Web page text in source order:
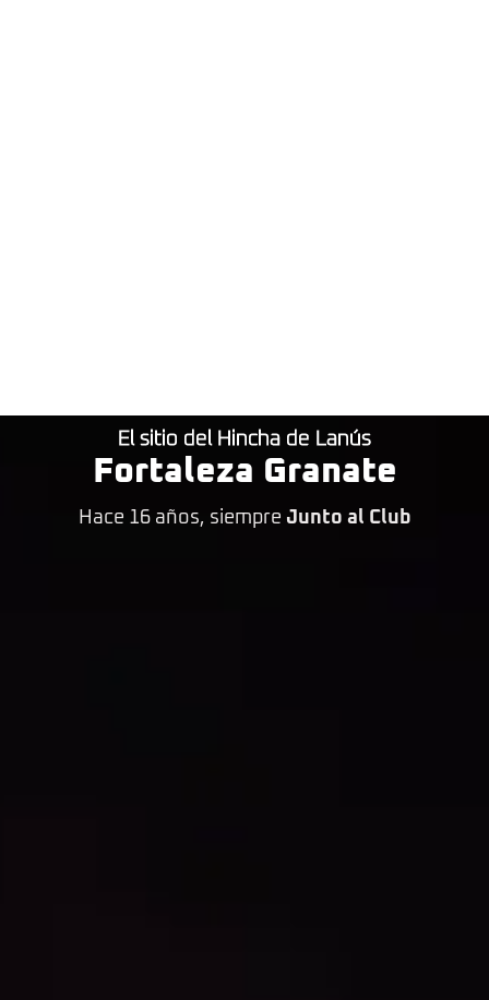
El sitio del Hincha de Lanús
Fortaleza Granate
Hace 16 años, siempre Junto al Club